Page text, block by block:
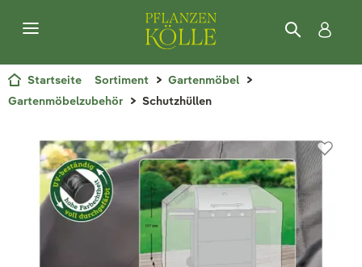
Startseite Sortiment
Gartenmöbel
Gartenmöbelzubehör
Schutzhüllen